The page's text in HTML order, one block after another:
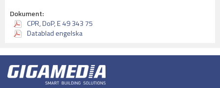
Dokument:
CPR, DoP, E 49 343 75
Datablad engelska